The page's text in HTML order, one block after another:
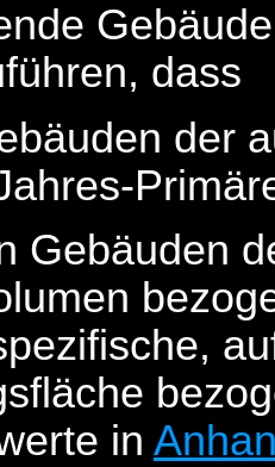
dass
der
Gebäuden
in